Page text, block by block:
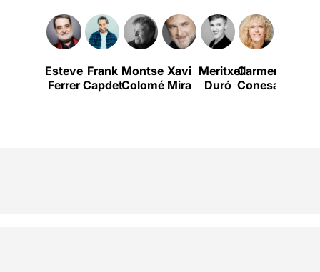
Esteve
Ferrer
Frank
Capdet
Montse
Colomé
Xavi
Mira
Meritxell
Duró
Carmen
Conesa